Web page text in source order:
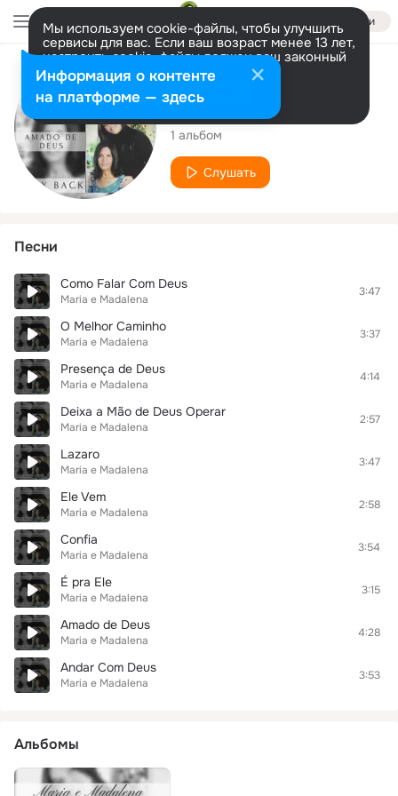
Войти
Мы используем cookie-файлы, чтобы улучшить
сервисы для вас. Если ваш возраст менее 13 лет,
настроить cookie-файлы должен ваш законный
представитель. Больше информации
Разрешить все Настроить
Исполнитель
Maria e Madalena
1 альбом
Слушать
Песни
Como Falar Com Deus
Maria e Madalena
3:47
O Melhor Caminho
Maria e Madalena
3:37
Presença de Deus
Maria e Madalena
4:14
Deixa a Mão de Deus Operar
Maria e Madalena
2:57
Lazaro
Maria e Madalena
3:47
Ele Vem
Maria e Madalena
2:58
Confia
Maria e Madalena
3:54
É pra Ele
Maria e Madalena
3:15
Amado de Deus
Maria e Madalena
4:28
Andar Com Deus
Maria e Madalena
3:53
Альбомы
Информация о контенте
на платформе — здесь